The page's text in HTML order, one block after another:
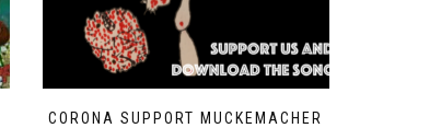
CORONA SUPPORT MUCKEMACHER